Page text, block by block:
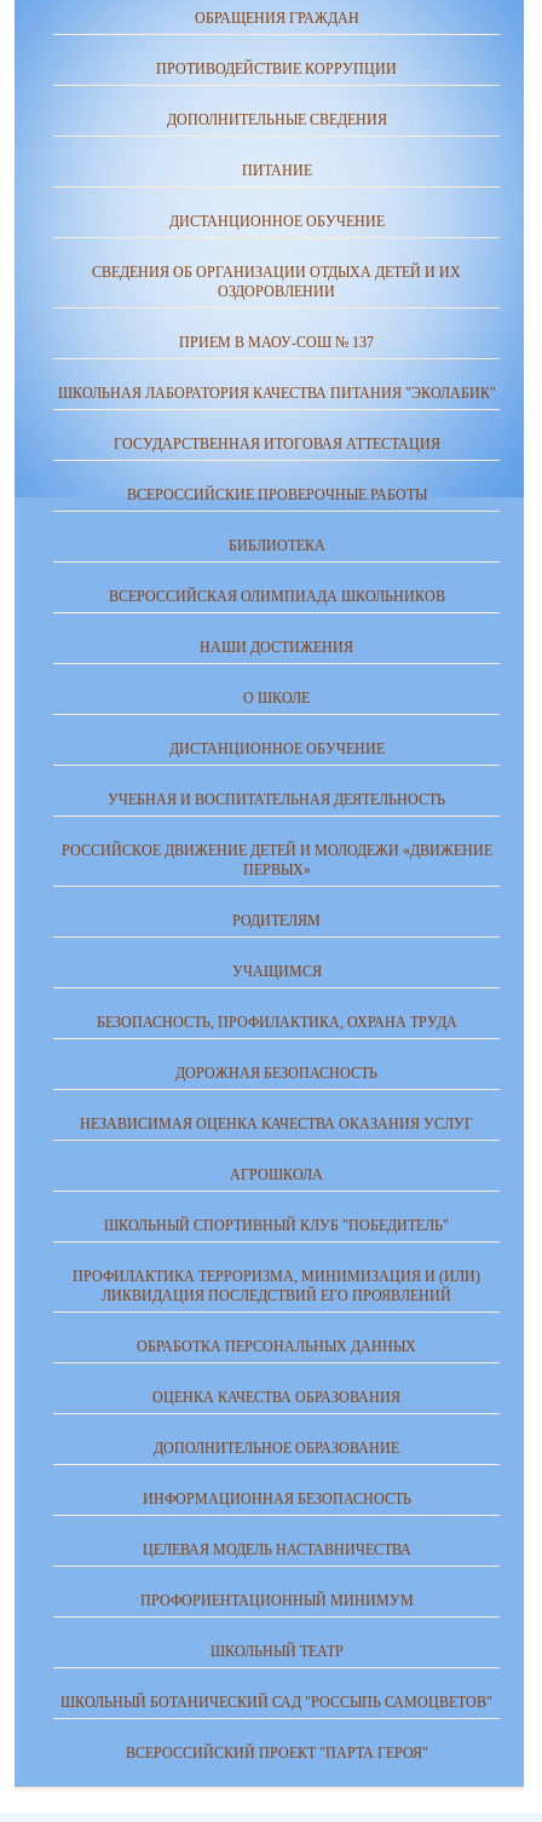
ОБРАЩЕНИЯ ГРАЖДАН
ПРОТИВОДЕЙСТВИЕ КОРРУПЦИИ
ДОПОЛНИТЕЛЬНЫЕ СВЕДЕНИЯ
ПИТАНИЕ
ДИСТАНЦИОННОЕ ОБУЧЕНИЕ
СВЕДЕНИЯ ОБ ОРГАНИЗАЦИИ ОТДЫХА ДЕТЕЙ И ИХ
ОЗДОРОВЛЕНИИ
ПРИЕМ В МАОУ-СОШ № 137
ШКОЛЬНАЯ ЛАБОРАТОРИЯ КАЧЕСТВА ПИТАНИЯ "ЭКОЛАБИК"
ГОСУДАРСТВЕННАЯ ИТОГОВАЯ АТТЕСТАЦИЯ
ВСЕРОССИЙСКИЕ ПРОВЕРОЧНЫЕ РАБОТЫ
БИБЛИОТЕКА
ВСЕРОССИЙСКАЯ ОЛИМПИАДА ШКОЛЬНИКОВ
НАШИ ДОСТИЖЕНИЯ
О ШКОЛЕ
ДИСТАНЦИОННОЕ ОБУЧЕНИЕ
УЧЕБНАЯ И ВОСПИТАТЕЛЬНАЯ ДЕЯТЕЛЬНОСТЬ
РОССИЙСКОЕ ДВИЖЕНИЕ ДЕТЕЙ И МОЛОДЕЖИ «ДВИЖЕНИЕ
ПЕРВЫХ»
РОДИТЕЛЯМ
УЧАЩИМСЯ
БЕЗОПАСНОСТЬ, ПРОФИЛАКТИКА, ОХРАНА ТРУДА
ДОРОЖНАЯ БЕЗОПАСНОСТЬ
НЕЗАВИСИМАЯ ОЦЕНКА КАЧЕСТВА ОКАЗАНИЯ УСЛУГ
АГРОШКОЛА
ШКОЛЬНЫЙ СПОРТИВНЫЙ КЛУБ "ПОБЕДИТЕЛЬ"
ПРОФИЛАКТИКА ТЕРРОРИЗМА, МИНИМИЗАЦИЯ И (ИЛИ)
ЛИКВИДАЦИЯ ПОСЛЕДСТВИЙ ЕГО ПРОЯВЛЕНИЙ
ОБРАБОТКА ПЕРСОНАЛЬНЫХ ДАННЫХ
ОЦЕНКА КАЧЕСТВА ОБРАЗОВАНИЯ
ДОПОЛНИТЕЛЬНОЕ ОБРАЗОВАНИЕ
ИНФОРМАЦИОННАЯ БЕЗОПАСНОСТЬ
ЦЕЛЕВАЯ МОДЕЛЬ НАСТАВНИЧЕСТВА
ПРОФОРИЕНТАЦИОННЫЙ МИНИМУМ
ШКОЛЬНЫЙ ТЕАТР
ШКОЛЬНЫЙ БОТАНИЧЕСКИЙ САД "РОССЫПЬ САМОЦВЕТОВ"
ВСЕРОССИЙСКИЙ ПРОЕКТ "ПАРТА ГЕРОЯ"